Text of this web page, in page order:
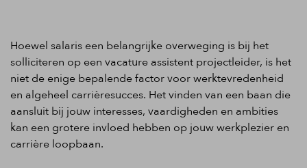
Hoewel salaris een belangrijke overweging is bij het
solliciteren op een vacature assistent projectleider, is het
niet de enige bepalende factor voor werktevredenheid
en algeheel carrièresucces. Het vinden van een baan die
aansluit bij jouw interesses, vaardigheden en ambities
kan een grotere invloed hebben op jouw werkplezier en
carrière loopbaan.